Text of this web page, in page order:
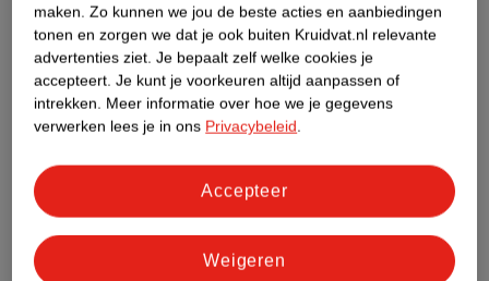
Etiketinformatie
Nature Impact Score
Rood (-) = hoge impact op het milieu.
Groen (+) = lage impact op het milieu.
Gebaseerd op wereldwijde
gemiddelden.
Nature Impact Score: 60%
Haar - Crèmespoeling/Behandeling gemiddelde: 49%
maken. Zo kunnen we jou de beste acties en aanbiedingen
tonen en zorgen we dat je ook buiten Kruidvat.nl relevante
advertenties ziet. Je bepaalt zelf welke cookies je
accepteert. Je kunt je voorkeuren altijd aanpassen of
intrekken. Meer informatie over hoe we je gegevens
verwerken lees je in ons Privacybeleid.
Weigeren
Accepteer